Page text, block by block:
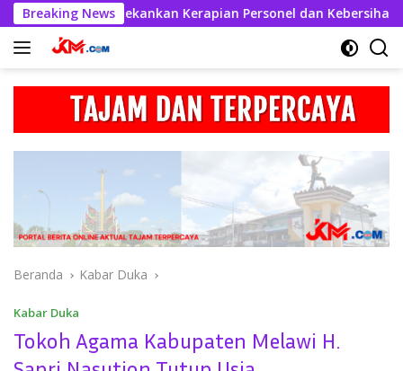
Langsung
ke
konten
Breaking News
Kahfi Tekankan Kerapian Personel dan Kebersihan Mako
Beranda Kabar Duka
Kabar Duka
Tokoh Agama Kabupaten Melawi H.